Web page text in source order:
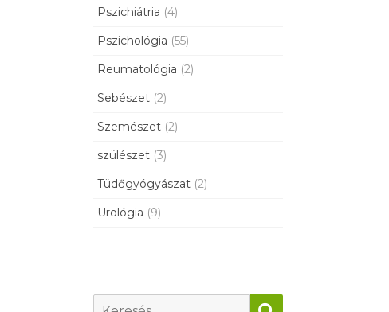
Pszichiátria (4)
Pszichológia (55)
Reumatológia (2)
Sebészet (2)
Szemészet (2)
szülészet (3)
Tüdőgyógyászat (2)
Urológia (9)